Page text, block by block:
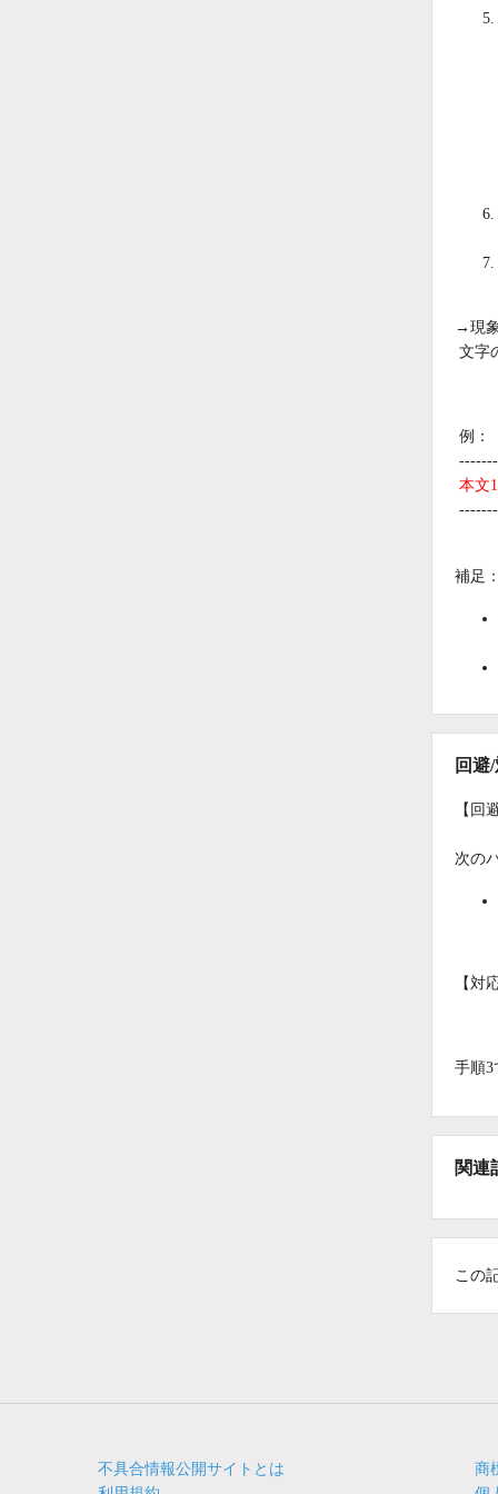
→現
文字
例：
-------
本文1
-------
補足：
回避
【回
次の
【対
手順3
関連
この
不具合情報公開サイトとは
商